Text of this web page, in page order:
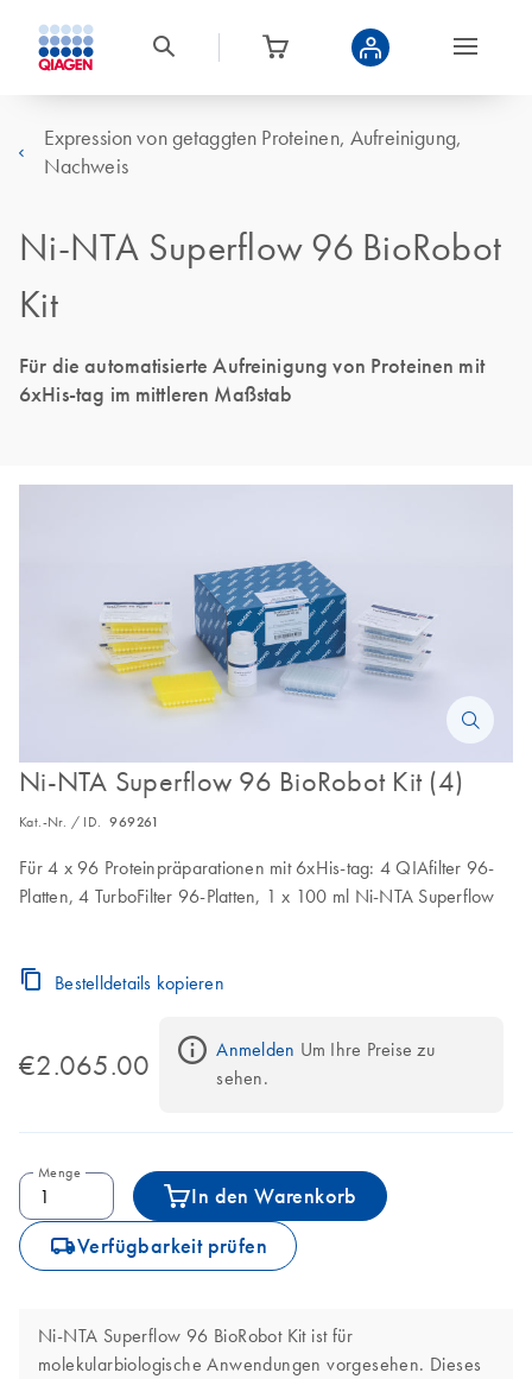
Expression von getaggten Proteinen, Aufreinigung,
Nachweis
Ni-NTA Superflow 96 BioRobot
Kit
Für die automatisierte Aufreinigung von Proteinen mit
6xHis-tag im mittleren Maßstab
Ni-NTA Superflow 96 BioRobot Kit (4)
Kat.-Nr. / ID.969261
Für 4 x 96 Proteinpräparationen mit 6xHis-tag: 4 QIAfilter 96-
Platten, 4 TurboFilter 96-Platten, 1 x 100 ml Ni-NTA Superflow
Bestelldetails kopieren
€2.065.00 Anmelden Um Ihre Preise zu
sehen.
Menge
In den Warenkorb
icon_0062_deliver-s Verfügbarkeit prüfen
Ni-NTA Superflow 96 BioRobot Kit ist für
molekularbiologische Anwendungen vorgesehen. Dieses